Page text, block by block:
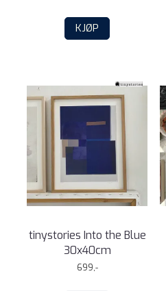
KJØP
tinystories Into the Blue
30x40cm
699,-